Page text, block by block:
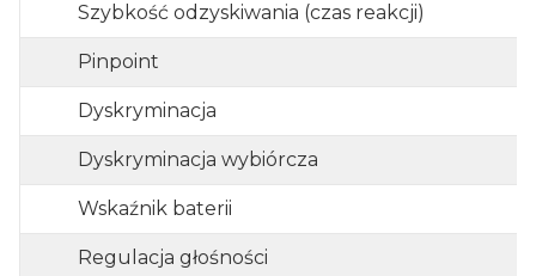
Szybkość odzyskiwania (czas reakcji)
Pinpoint
Dyskryminacja
Dyskryminacja wybiórcza
Wskaźnik baterii
Regulacja głośności